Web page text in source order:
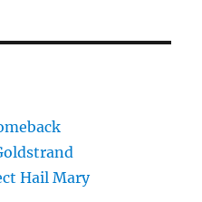
Hail Mary